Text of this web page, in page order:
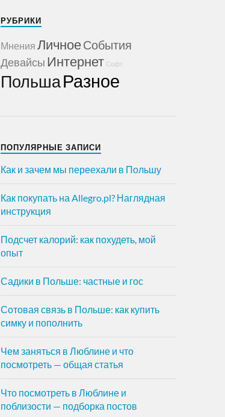
РУБРИКИ
Мнения ЛичноеСобытия
Девайсы Интернет Софт
ПольшаРазное
ПОПУЛЯРНЫЕ ЗАПИСИ
Как и зачем мы переехали в Польшу
Как покупать на Allegro.pl? Наглядная
инструкция
Подсчет калорий: как похудеть, мой
опыт
Садики в Польше: частные и гос
Сотовая связь в Польше: как купить
симку и пополнить
Чем заняться в Люблине и что
посмотреть — общая статья
Что посмотреть в Люблине и
поблизости — подборка постов